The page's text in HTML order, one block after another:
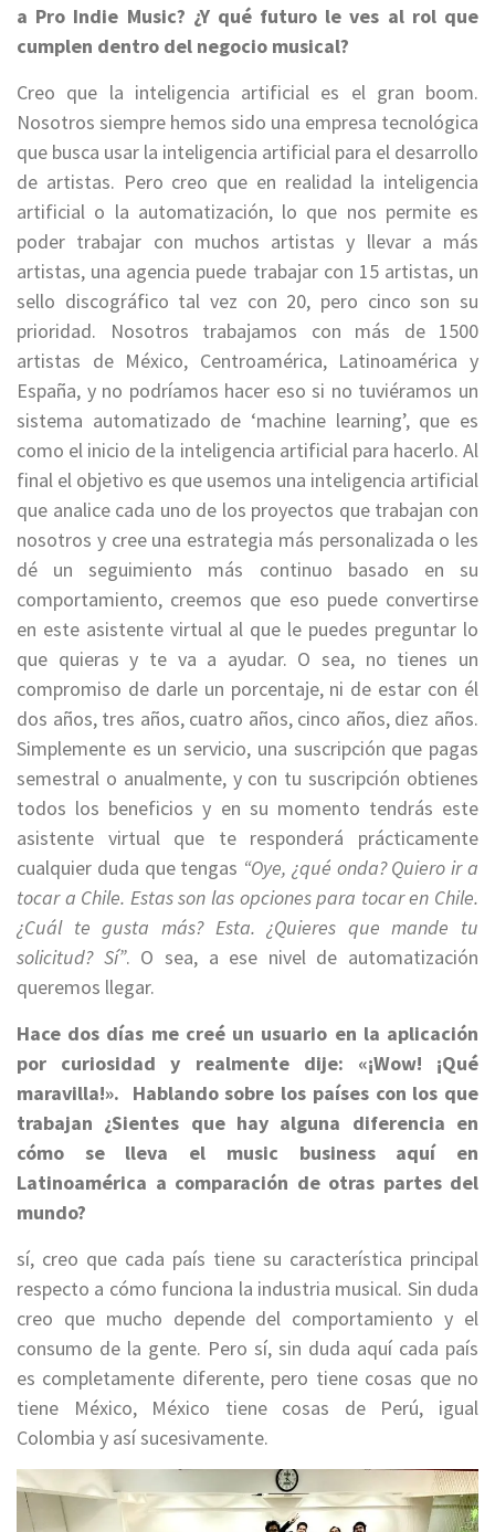
a Pro Indie Music? ¿Y qué futuro le ves al rol que
cumplen dentro del negocio musical?
Creo que la inteligencia artificial es el gran boom.
Nosotros siempre hemos sido una empresa tecnológica
que busca usar la inteligencia artificial para el desarrollo
de artistas. Pero creo que en realidad la inteligencia
artificial o la automatización, lo que nos permite es
poder trabajar con muchos artistas y llevar a más
artistas, una agencia puede trabajar con 15 artistas, un
sello discográfico tal vez con 20, pero cinco son su
prioridad. Nosotros trabajamos con más de 1500
artistas de México, Centroamérica, Latinoamérica y
España, y no podríamos hacer eso si no tuviéramos un
sistema automatizado de ‘machine learning’, que es
como el inicio de la inteligencia artificial para hacerlo. Al
final el objetivo es que usemos una inteligencia artificial
que analice cada uno de los proyectos que trabajan con
nosotros y cree una estrategia más personalizada o les
dé un seguimiento más continuo basado en su
comportamiento, creemos que eso puede convertirse
en este asistente virtual al que le puedes preguntar lo
que quieras y te va a ayudar. O sea, no tienes un
compromiso de darle un porcentaje, ni de estar con él
dos años, tres años, cuatro años, cinco años, diez años.
Simplemente es un servicio, una suscripción que pagas
semestral o anualmente, y con tu suscripción obtienes
todos los beneficios y en su momento tendrás este
asistente virtual que te responderá prácticamente
cualquier duda que tengas “Oye, ¿qué onda? Quiero ir a
tocar a Chile. Estas son las opciones para tocar en Chile.
¿Cuál te gusta más? Esta. ¿Quieres que mande tu
solicitud? Sí”. O sea, a ese nivel de automatización
queremos llegar.
Hace dos días me creé un usuario en la aplicación
por curiosidad y realmente dije: «¡Wow! ¡Qué
maravilla!». Hablando sobre los países con los que
trabajan ¿Sientes que hay alguna diferencia en
cómo se lleva el music business aquí en
Latinoamérica a comparación de otras partes del
mundo?
sí, creo que cada país tiene su característica principal
respecto a cómo funciona la industria musical. Sin duda
creo que mucho depende del comportamiento y el
consumo de la gente. Pero sí, sin duda aquí cada país
es completamente diferente, pero tiene cosas que no
tiene México, México tiene cosas de Perú, igual
Colombia y así sucesivamente.